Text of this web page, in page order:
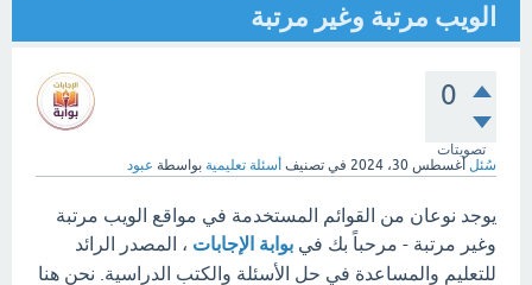
الويب مرتبة وغير مرتبة
0
تصويتات
سُئل أغسطس 30، 2024 في تصنيف أسئلة تعليمية بواسطة عبود
يوجد نوعان من القوائم المستخدمة في مواقع الويب مرتبة
وغير مرتبة - مرحباً بك في بوابة الإجابات ، المصدر الرائد
للتعليم والمساعدة في حل الأسئلة والكتب الدراسية. نحن هنا